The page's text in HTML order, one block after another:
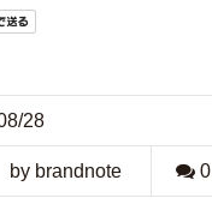
28
by brandnote 0